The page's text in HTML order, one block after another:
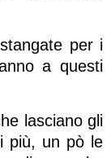
per i
a questi
lasciano gli
più, un pò le